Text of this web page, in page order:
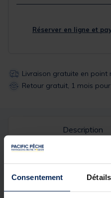
Consentement Détails
Réserver en ligne et
Livraison gratuite en point
Retour gratuit, 1 mois pour
Description
Description &